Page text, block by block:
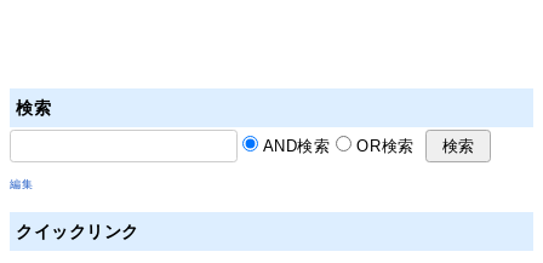
検索
AND検索 OR検索
編集
クイックリンク